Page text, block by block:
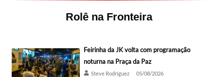
Rolê na Fronteira
Feirinha da JK volta com programação
noturna na Praça da Paz
Steve Rodríguez 05/08/2026